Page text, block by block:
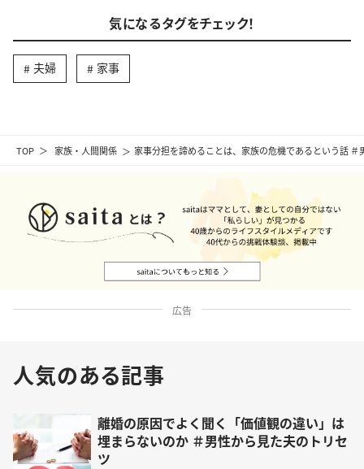
TOP 家族・人間関係 家事分担を諦めることは、家族の危機であるという話
気になるタグをチェック！
夫婦 家事
広告
人気のある記事
離婚の原因でよく聞く「価値観の違い」は
埋まらないのか ＃男性から見た夫のトリセ
ツ